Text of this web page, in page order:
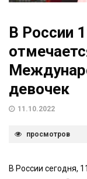
В России
девочек
11.10.2022
просмотров
В России сегодня,